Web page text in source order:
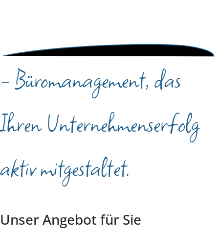
- Büromanagement, das
Ihren Unternehmenserfolg
aktiv mitgestaltet.
Unser Angebot für Sie